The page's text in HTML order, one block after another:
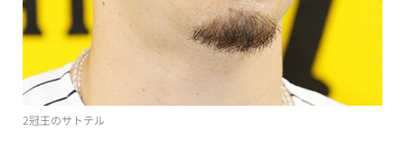
2冠王のサトテル